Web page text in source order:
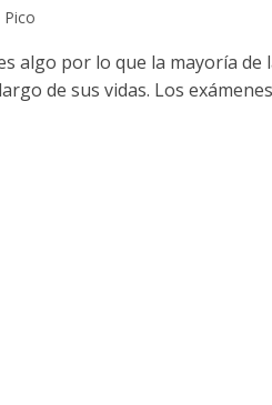
Pico
algo por lo que la mayoría de
de sus vidas. Los